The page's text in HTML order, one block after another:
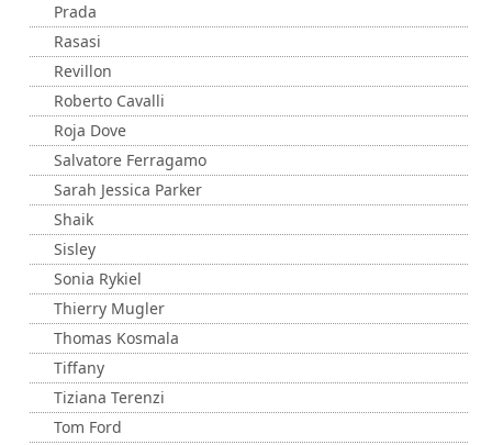
Prada
Rasasi
Revillon
Roberto Cavalli
Roja Dove
Salvatore Ferragamo
Sarah Jessica Parker
Shaik
Sisley
Sonia Rykiel
Thierry Mugler
Thomas Kosmala
Tiffany
Tiziana Terenzi
Tom Ford